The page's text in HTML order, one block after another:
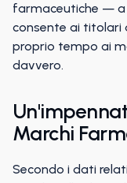
farmaceutiche — a
consente ai titolari
proprio tempo ai
davvero.
Marchi
Secondo i dati